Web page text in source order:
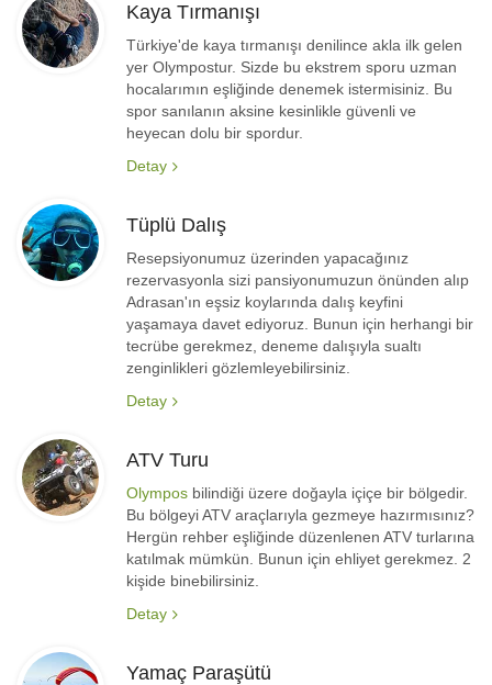
Kaya Tırmanışı
Türkiye'de kaya tırmanışı denilince akla ilk gelen
yer Olympostur. Sizde bu ekstrem sporu uzman
hocalarımın eşliğinde denemek istermisiniz. Bu
spor sanılanın aksine kesinlikle güvenli ve
heyecan dolu bir spordur.
Detay
Tüplü Dalış
Resepsiyonumuz üzerinden yapacağınız
rezervasyonla sizi pansiyonumuzun önünden alıp
Adrasan'ın eşsiz koylarında dalış keyfini
yaşamaya davet ediyoruz. Bunun için herhangi bir
tecrübe gerekmez, deneme dalışıyla sualtı
zenginlikleri gözlemleyebilirsiniz.
Detay
ATV Turu
Olympos bilindiği üzere doğayla içiçe bir bölgedir.
Bu bölgeyi ATV araçlarıyla gezmeye hazırmısınız?
Hergün rehber eşliğinde düzenlenen ATV turlarına
katılmak mümkün. Bunun için ehliyet gerekmez. 2
kişide binebilirsiniz.
Detay
Yamaç Paraşütü